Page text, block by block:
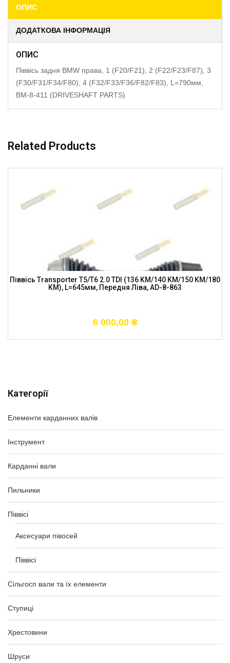
Категорії
Елементи карданних валів
Інструмент
Карданні вали
Пильники
Піввісі
Аксесуари півосей
Піввісі
Сільгосп вали та їх елементи
Ступиці
Хрестовини
Шруси
ОПИС
ДОДАТКОВА ІНФОРМАЦІЯ
ОПИС
Піввісь задня BMW права, 1 (F20/F21), 2 (F22/F23/F87), 3
(F30/F31/F34/F80), 4 (F32/F33/F36/F82/F83), L=790мм,
BM-8-411 (DRIVESHAFT PARTS)
Related Products
Піввісь Transporter T5/T6 2.0 TDI (136 KM/140 KM/150 KM/180
KM), L=645мм, Передня Ліва, AD-8-863
6 000,00 ₴